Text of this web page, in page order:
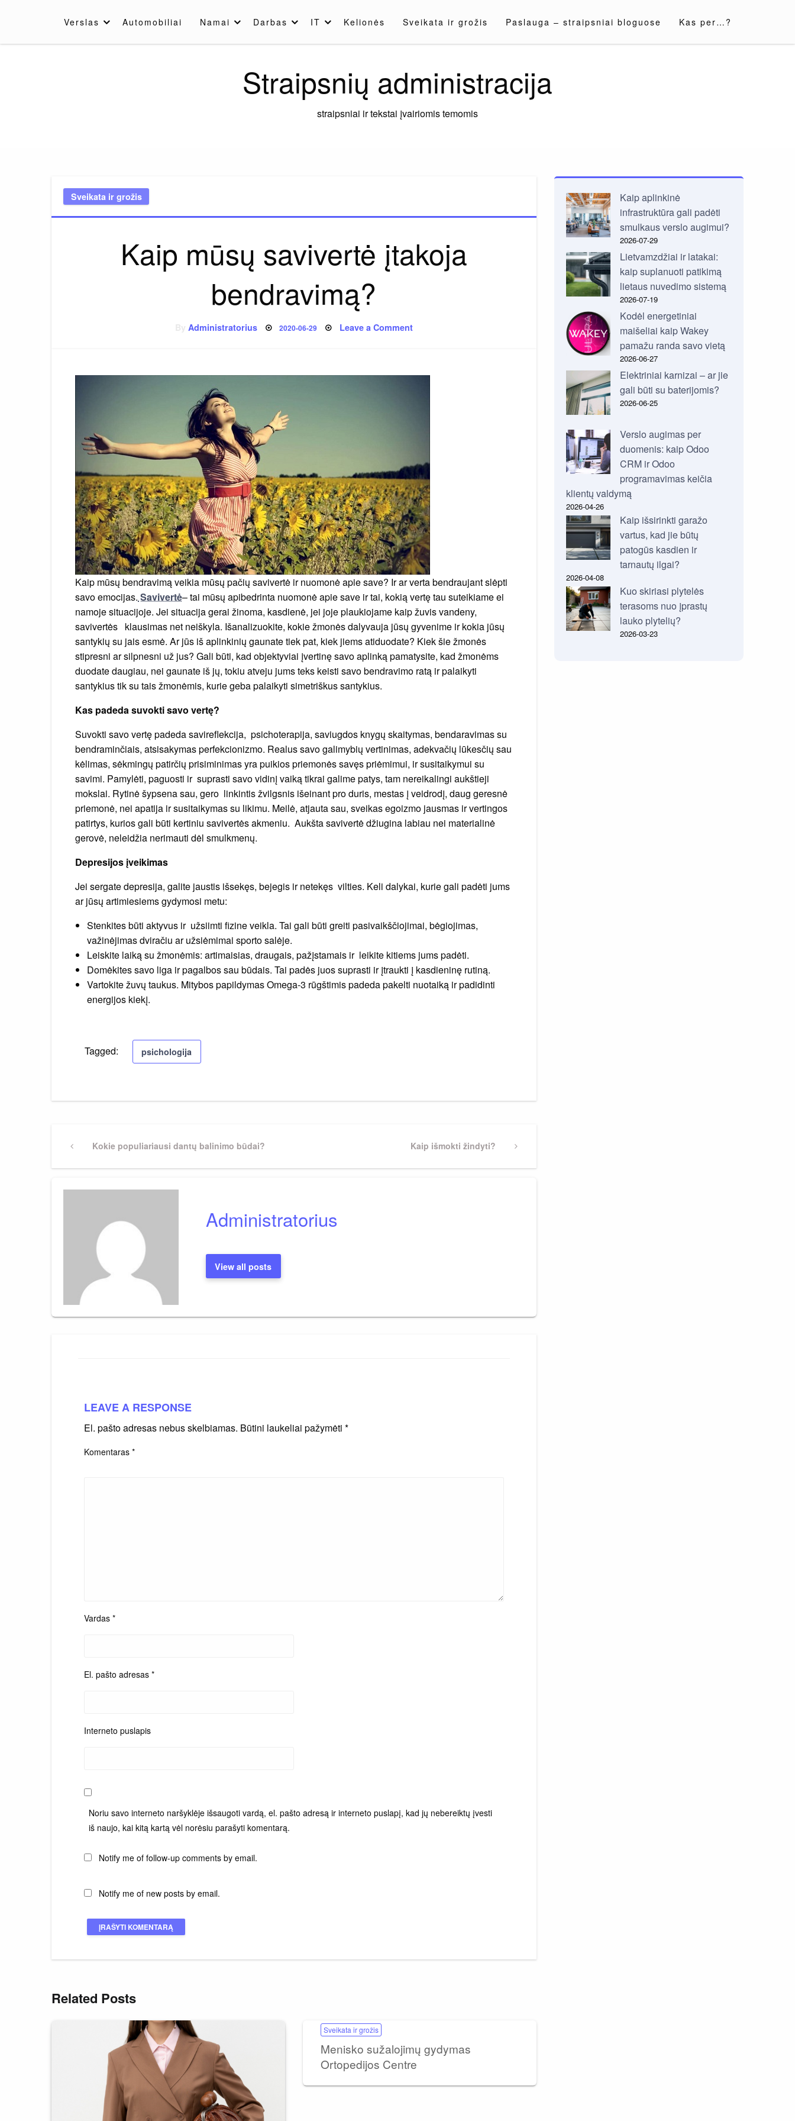
Verslas Automobiliai Namai Darbas IT Kelionės Sveikata ir grožis Paslauga – straipsniai bloguose Kas per…?
Straipsnių administracija
straipsniai ir tekstai įvairiomis temomis
Sveikata ir grožis
Kaip mūsų savivertė įtakoja
bendravimą?
ByAdministratorius Posted
2020-06-29 Leave a Commenton
Kaip mūsų bendravimą veikia mūsų pačių savivertė ir nuomonė apie save? Ir ar verta bendraujant slėpti
savo emocijas. Savivertė– tai mūsų apibedrinta nuomonė apie save ir tai, kokią vertę tau suteikiame ei
namoje situacijoje. Jei situacija gerai žinoma, kasdienė, jei joje plaukiojame kaip žuvis vandeny,
savivertės klausimas net neiškyla. Išanalizuokite, kokie žmonės dalyvauja jūsų gyvenime ir kokia jūsų
santykių su jais esmė. Ar jūs iš aplinkinių gaunate tiek pat, kiek jiems atiduodate? Kiek šie žmonės
stipresni ar silpnesni už jus? Gali būti, kad objektyviai įvertinę savo aplinką pamatysite, kad žmonėms
duodate daugiau, nei gaunate iš jų, tokiu atveju jums teks keisti savo bendravimo ratą ir palaikyti
santykius tik su tais žmonėmis, kurie geba palaikyti simetriškus santykius.
Kas padeda suvokti savo vertę?
Suvokti savo vertę padeda savireflekcija, psichoterapija, saviugdos knygų skaitymas, bendaravimas su
bendraminčiais, atsisakymas perfekcionizmo. Realus savo galimybių vertinimas, adekvačių lūkesčių sau
kėlimas, sėkmingų patirčių prisiminimas yra puikios priemonės savęs priėmimui, ir susitaikymui su
savimi. Pamylėti, paguosti ir suprasti savo vidinį vaiką tikrai galime patys, tam nereikalingi aukštieji
mokslai. Rytinė šypsena sau, gero linkintis žvilgsnis išeinant pro duris, mestas į veidrodį, daug geresnė
priemonė, nei apatija ir susitaikymas su likimu. Meilė, atjauta sau, sveikas egoizmo jausmas ir vertingos
patirtys, kurios gali būti kertiniu savivertės akmeniu. Aukšta savivertė džiugina labiau nei materialinė
gerovė, neleidžia nerimauti dėl smulkmenų.
Depresijos įveikimas
Jei sergate depresija, galite jaustis išsekęs, bejegis ir netekęs vilties. Keli dalykai, kurie gali padėti jums
ar jūsų artimiesiems gydymosi metu:
Stenkites būti aktyvus ir užsiimti fizine veikla. Tai gali būti greiti pasivaikščiojimai, bėgiojimas,
važinėjimas dviračiu ar užsiėmimai sporto salėje.
Leiskite laiką su žmonėmis: artimaisias, draugais, pažįstamais ir leikite kitiems jums padėti.
Domėkites savo liga ir pagalbos sau būdais. Tai padės juos suprasti ir įtraukti į kasdieninę rutiną.
Vartokite žuvų taukus. Mitybos papildymas Omega-3 rūgštimis padeda pakelti nuotaiką ir padidinti
energijos kiekį.
Tagged: psichologija
Navigacija
tarp
PreviousKokie populiariausi dantų balinimo būdai?
Next
Kaip išmokti žindyti?
Administratorius
View all posts
LEAVE A RESPONSE
El. pašto adresas nebus skelbiamas. Būtini laukeliai pažymėti *
Komentaras *
Vardas *
El. pašto adresas *
Interneto puslapis
Noriu savo interneto naršyklėje išsaugoti vardą, el. pašto adresą ir interneto puslapį, kad jų nebereiktų įvesti
iš naujo, kai kitą kartą vėl norėsiu parašyti komentarą.
Notify me of follow-up comments by email.
Notify me of new posts by email.
Related Posts
Sveikata ir grožis
Menisko sužalojimų gydymas
Ortopedijos Centre
Kaip aplinkinė
infrastruktūra gali padėti
smulkaus verslo augimui?
2026-07-29
Lietvamzdžiai ir latakai:
kaip suplanuoti patikimą
lietaus nuvedimo sistemą
2026-07-19
Kodėl energetiniai
maišeliai kaip Wakey
pamažu randa savo vietą
2026-06-27
Elektriniai karnizai – ar jie
gali būti su baterijomis?
2026-06-25
Verslo augimas per
duomenis: kaip Odoo
CRM ir Odoo
programavimas keičia
klientų valdymą
2026-04-26
Kaip išsirinkti garažo
vartus, kad jie būtų
patogūs kasdien ir
tarnautų ilgai?
2026-04-08
Kuo skiriasi plytelės
terasoms nuo įprastų
lauko plytelių?
2026-03-23